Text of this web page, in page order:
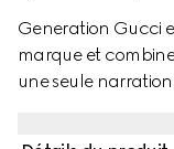
Generation Gucci
marque et
une seule